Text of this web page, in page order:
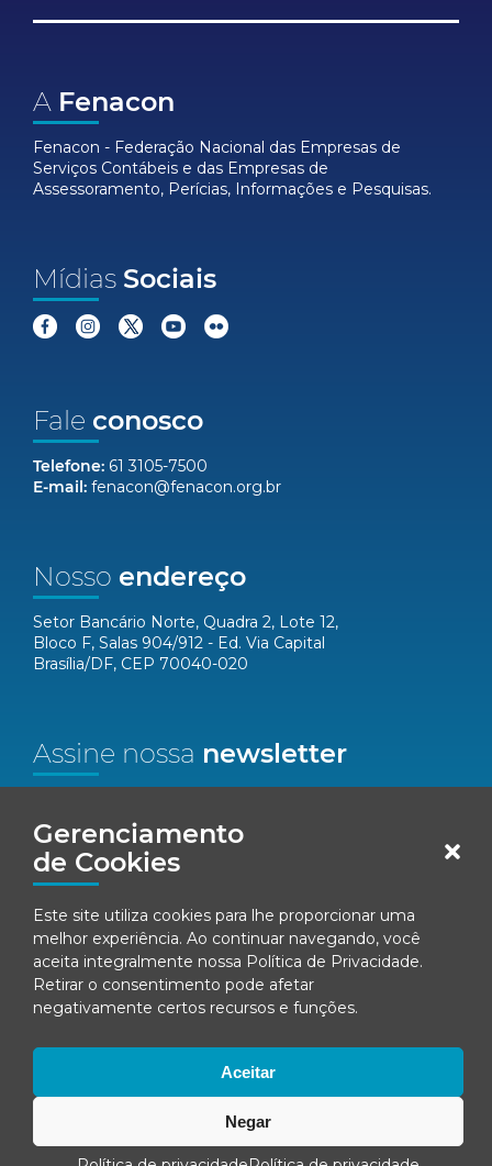
Gerenciamento
de Cookies
Este site utiliza cookies para lhe proporcionar uma
melhor experiência. Ao continuar navegando, você
aceita integralmente nossa Política de Privacidade.
Retirar o consentimento pode afetar
negativamente certos recursos e funções.
Aceitar
Negar
A Fenacon
Fenacon - Federação Nacional das Empresas de
Serviços Contábeis e das Empresas de
Assessoramento, Perícias, Informações e Pesquisas.
Mídias Sociais
Fale conosco
Telefone: 61 3105-7500
E-mail: fenacon@fenacon.org.br
Nosso endereço
Setor Bancário Norte, Quadra 2, Lote 12,
Bloco F, Salas 904/912 - Ed. Via Capital
Brasília/DF, CEP 70040-020
Assine nossa newsletter
Email*
Concordo em receber comunicações da Fenacon.
Cadastrar
© Fenacon 2026
Todos os direitos reservados.